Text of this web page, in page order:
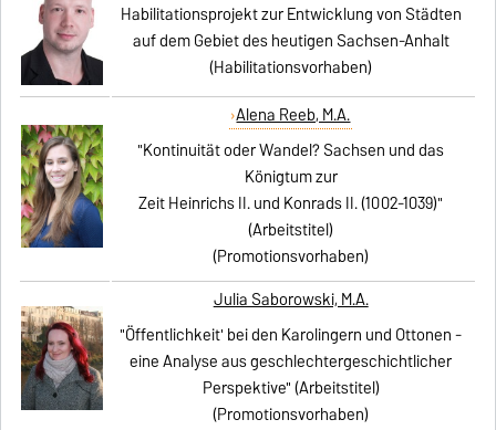
Habilitationsprojekt zur Entwicklung von Städten
auf dem Gebiet des heutigen Sachsen-Anhalt
(Habilitationsvorhaben)
Alena Reeb, M.A.
"Kontinuität oder Wandel? Sachsen und das
Königtum zur
Zeit Heinrichs II. und Konrads II. (1002-1039)"
(Arbeitstitel)
(Promotionsvorhaben)
Julia Saborowski, M.A.
"Öffentlichkeit' bei den Karolingern und Ottonen -
eine Analyse aus geschlechtergeschichtlicher
Perspektive" (Arbeitstitel)
(Promotionsvorhaben)